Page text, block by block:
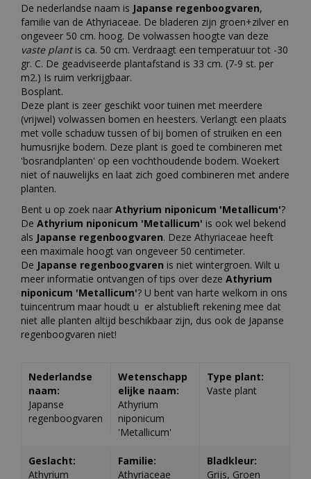
De nederlandse naam is Japanse regenboogvaren,
familie van de Athyriaceae. De bladeren zijn groen+zilver en
ongeveer 50 cm. hoog. De volwassen hoogte van deze
vaste plantis ca. 50 cm. Verdraagt een temperatuur tot -30
gr. C. De geadviseerde plantafstand is 33 cm. (7-9 st. per
m2.) Is ruim verkrijgbaar.
Bosplant.
Deze plant is zeer geschikt voor tuinen met meerdere
(vrijwel) volwassen bomen en heesters. Verlangt een plaats
met volle schaduw tussen of bij bomen of struiken en een
humusrijke bodem. Deze plant is goed te combineren met
'bosrandplanten' op een vochthoudende bodem. Woekert
niet of nauwelijks en laat zich goed combineren met andere
planten.
Bent u op zoek naar Athyrium niponicum 'Metallicum'?
De Athyrium niponicum 'Metallicum' is ook wel bekend
als Japanse regenboogvaren. Deze Athyriaceae heeft
een maximale hoogt van ongeveer 50 centimeter.
De Japanse regenboogvaren is niet wintergroen. Wilt u
meer informatie ontvangen of tips over deze Athyrium
niponicum 'Metallicum'? U bent van harte welkom in ons
tuincentrum maar houdt u er alstublieft rekening mee dat
niet alle planten altijd beschikbaar zijn, dus ook de Japanse
regenboogvaren niet!
Nederlandse
naam:
Japanse
regenboogvaren
Wetenschapp
elijke naam:
Athyrium
niponicum
'Metallicum'
Type plant:
Vaste plant
Geslacht:
Athyrium
Familie:
Athyriaceae
Bladkleur:
Grijs, Groen